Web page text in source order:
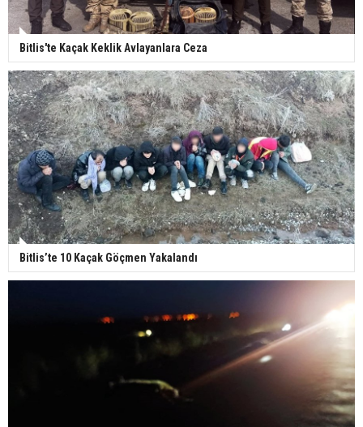
Bitlis'te Kaçak Keklik Avlayanlara Ceza
Bitlis’te 10 Kaçak Göçmen Yakalandı